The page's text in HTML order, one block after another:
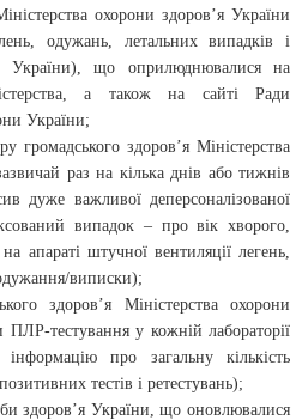
охорони здоров’я України
одужань, летальних випадків і
України), що оприлюднювалися на
а також на сайті Ради
України;
здоров’я Міністерства
раз на кілька днів або тижнів
дуже важливої деперсоналізованої
випадок – про вік хворого,
апараті штучної вентиляції легень,
виписки);
здоров’я Міністерства охорони
ПЛР-тестування у кожній лабораторії
про загальну кількість
тестів і ретестувань);
здоров’я України, що оновлювалися